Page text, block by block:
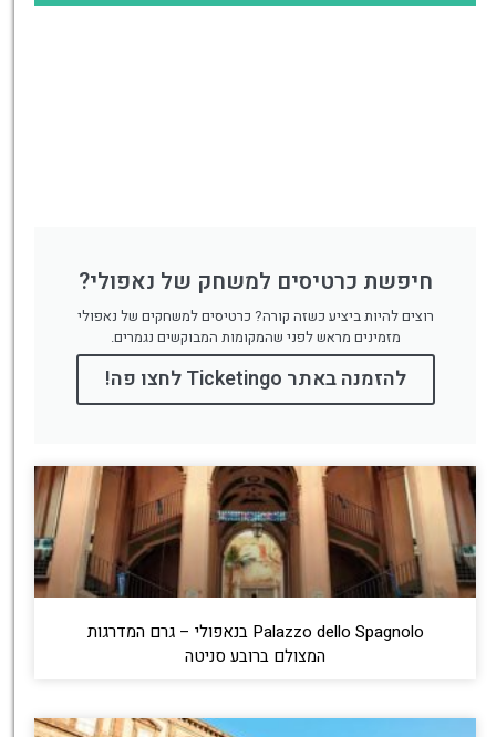
חיפשת כרטיסים למשחק של נאפולי?
רוצים להיות ביציע כשזה קורה? כרטיסים למשחקים של נאפולי
מזמינים מראש לפני שהמקומות המבוקשים נגמרים.
להזמנה באתר Ticketingo לחצו פה!
Palazzo dello Spagnolo בנאפולי – גרם המדרגות
המצולם ברובע סניטה